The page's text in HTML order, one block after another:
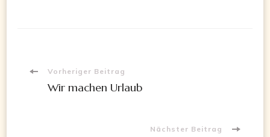
Beitragsnavigation
Vorheriger Beitrag
Wir machen Urlaub
Nächster Beitrag